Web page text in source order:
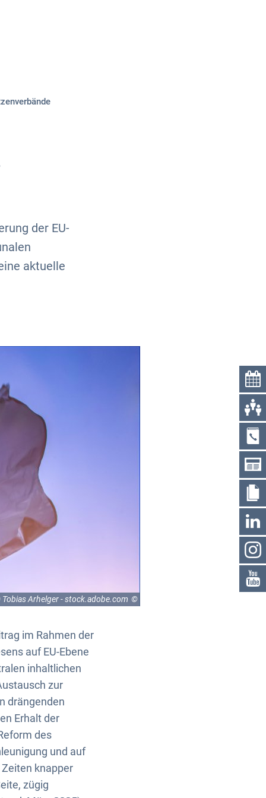
der EU-
aktuelle
Arhelger - stock.adobe.com
im Rahmen der
auf EU-Ebene
inhaltlichen
zur
drängenden
Erhalt der
des
und auf
knapper
zügig